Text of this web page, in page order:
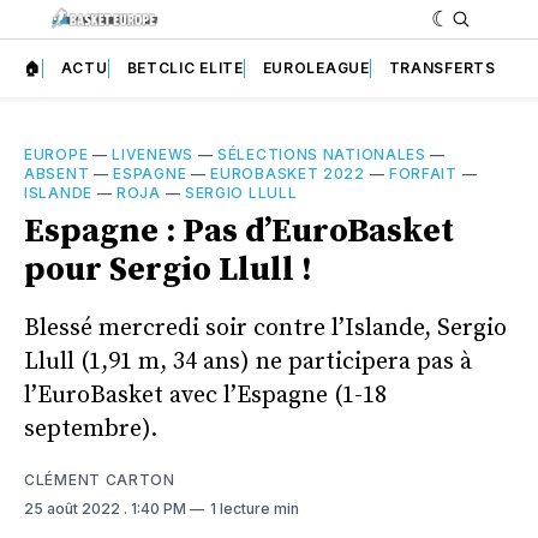
🏠 ACTU BETCLIC ELITE EUROLEAGUE TRANSFERTS
EUROPE —LIVENEWS —SÉLECTIONS NATIONALES —
ABSENT —ESPAGNE —EUROBASKET 2022 — FORFAIT —
ISLANDE —ROJA — SERGIO LLULL
Espagne : Pas d’EuroBasket
pour Sergio Llull !
Blessé mercredi soir contre l’Islande, Sergio
Llull (1,91 m, 34 ans) ne participera pas à
l’EuroBasket avec l’Espagne (1-18
septembre).
CLÉMENT CARTON
25 août 2022 . 1:40 PM 1 lecture min